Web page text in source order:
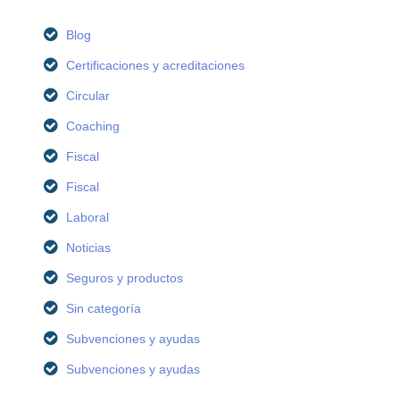
Blog
Certificaciones y acreditaciones
Circular
Coaching
Fiscal
Fiscal
Laboral
Noticias
Seguros y productos
Sin categoría
Subvenciones y ayudas
Subvenciones y ayudas